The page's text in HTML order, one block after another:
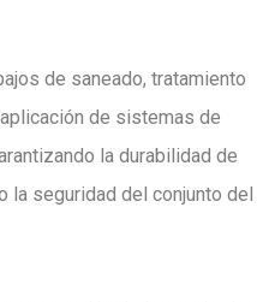
de saneado, tratamiento
de sistemas de
la durabilidad de
la seguridad del conjunto del